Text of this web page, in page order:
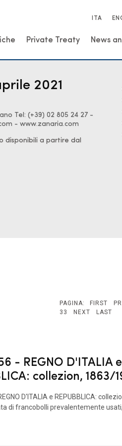
ITA
Private Treaty News
2021
Tel: (+39) 02 805 24 27 -
- www.zanaria.com
disponibili a partire dal
PAGINA: FIRST
33
NEXT LAST
- REGNO D'ITALIA e
collezion, 1863/
D'ITALIA e REPUBBLICA:
di francobolli prevalentemente